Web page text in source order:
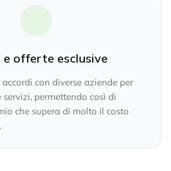
e offerte esclusive
con diverse aziende per
permettendo così di
che supera di molto il costo